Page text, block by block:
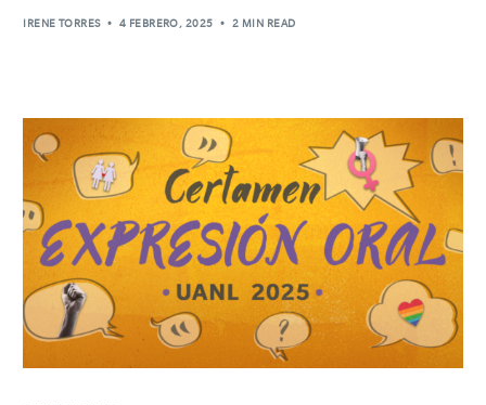
IRENE TORRES 4 FEBRERO, 2025 2 MIN READ